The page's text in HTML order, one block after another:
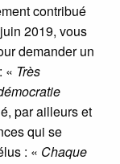
contribué
2019, vous
demander un
« Très
par ailleurs et
qui se
: « Chaque